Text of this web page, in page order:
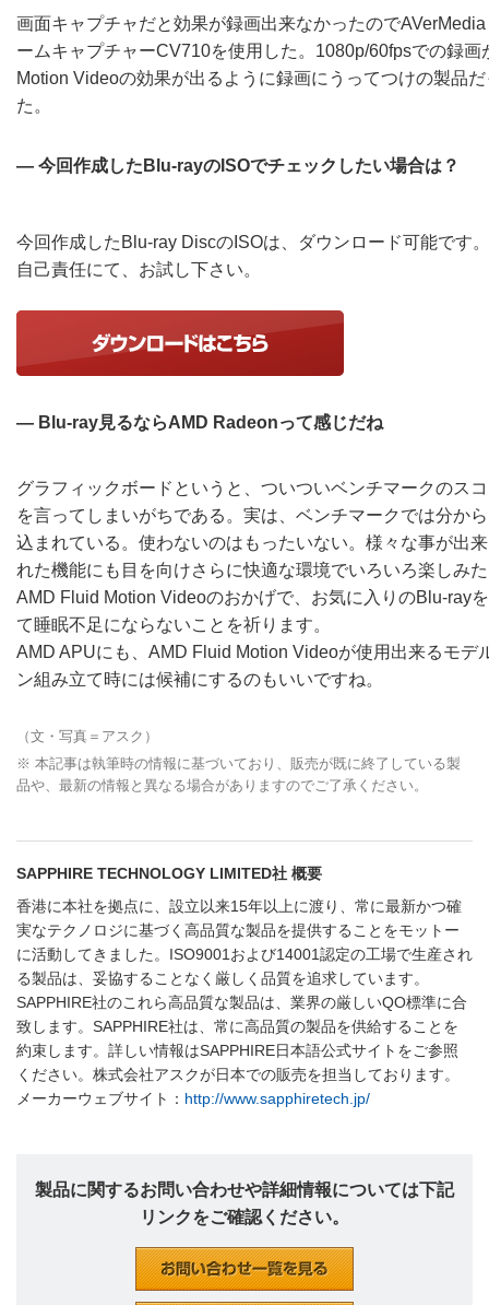
画面キャプチャだと効果が録画出来なかったので
ームキャプチャーCV710を使用した。1080p/60fpsでの録画
Motion Videoの効果が出るように録画にうってつけの製品
た。
― 今回作成したBlu-rayのISOでチェックしたい場合は？
今回作成したBlu-ray DiscのISOは、ダウンロード可能です。
自己責任にて、お試し下さい。
― Blu-ray見るならAMD Radeonって感じだね
グラフィックボードというと、ついついベンチマークのス
を言ってしまいがちである。実は、ベンチマークでは分か
込まれている。使わないのはもったいない。様々な事が出
れた機能にも目を向けさらに快適な環境でいろいろ楽しみ
AMD Fluid Motion Videoのおかげで、お気に入りのBlu-ray
て睡眠不足にならないことを祈ります。
AMD APUにも、AMD Fluid Motion Videoが使用出来るモデ
ン組み立て時には候補にするのもいいですね。
（文・写真＝アスク）
※ 本記事は執筆時の情報に基づいており、販売が既に終了している製
品や、最新の情報と異なる場合がありますのでご了承ください。
SAPPHIRE TECHNOLOGY LIMITED社 概要
香港に本社を拠点に、設立以来15年以上に渡り、常に最新かつ確
実なテクノロジに基づく高品質な製品を提供することをモットー
に活動してきました。ISO9001および14001認定の工場で生産され
る製品は、妥協することなく厳しく品質を追求しています。
SAPPHIRE社のこれら高品質な製品は、業界の厳しいQO標準に合
致します。SAPPHIRE社は、常に高品質の製品を供給することを
約束します。詳しい情報はSAPPHIRE日本語公式サイトをご参照
ください。株式会社アスクが日本での販売を担当しております。
メーカーウェブサイト： http://www.sapphiretech.jp/
製品に関するお問い合わせや詳細情報については下記
リンクをご確認ください。